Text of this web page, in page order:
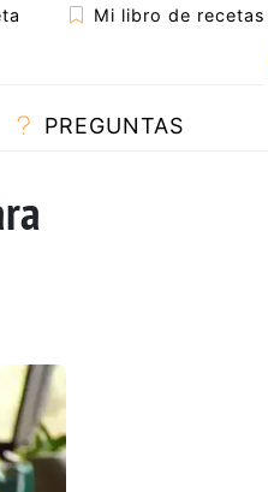
Mi libro de recetas
PREGUNTAS